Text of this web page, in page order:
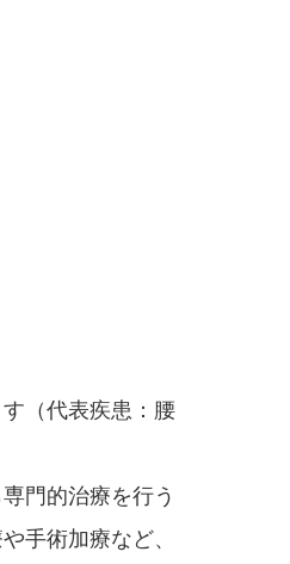
（代表疾患：腰
門的治療を行う
手術加療など、